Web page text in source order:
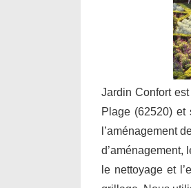
Jardin Confort
Plage (62520) et
l’aménagement
d’aménagement,
le nettoyage et